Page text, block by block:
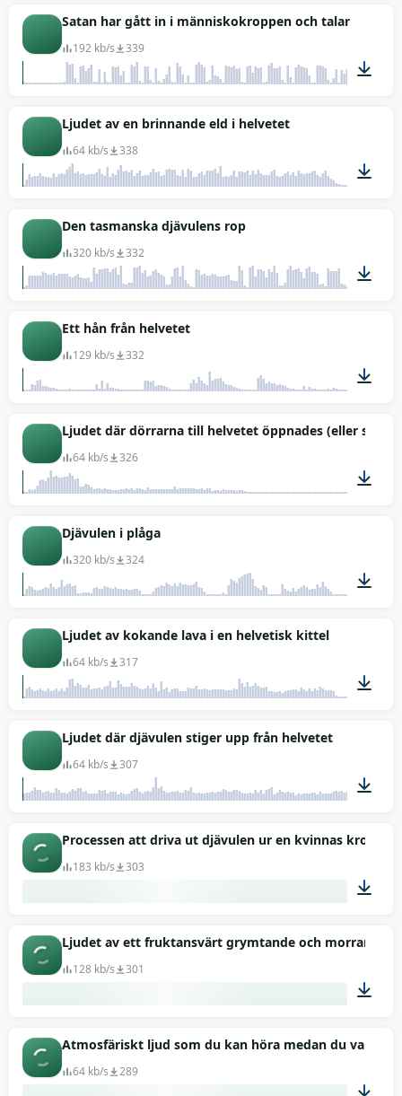
04:30
Satan har gått in i människokroppen och talar
192 kb/s 339
Ljudet av en brinnande eld i helvetet
64 kb/s 338
Den tasmanska djävulens rop
320 kb/s 332
Ett hån från helvetet
129 kb/s 332
00:23
Ljudet där dörrarna till helvetet öppnades (eller
64 kb/s 326
Djävulen i plåga
320 kb/s 324
Ljudet av kokande lava i en helvetisk kittel
64 kb/s 317
Ljudet där djävulen stiger upp från helvetet
64 kb/s 307
00:40
Processen att driva ut djävulen ur en kvinnas kropp
183 kb/s 303
00:57
Ljudet av ett fruktansvärt grymtande och morrande
128 kb/s 301
00:51
Atmosfäriskt ljud som du kan höra medan du
64 kb/s 289